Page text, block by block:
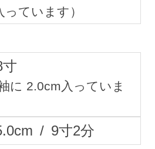
っています）
寸
に 2.0cm入っていま
cm / 9寸2分